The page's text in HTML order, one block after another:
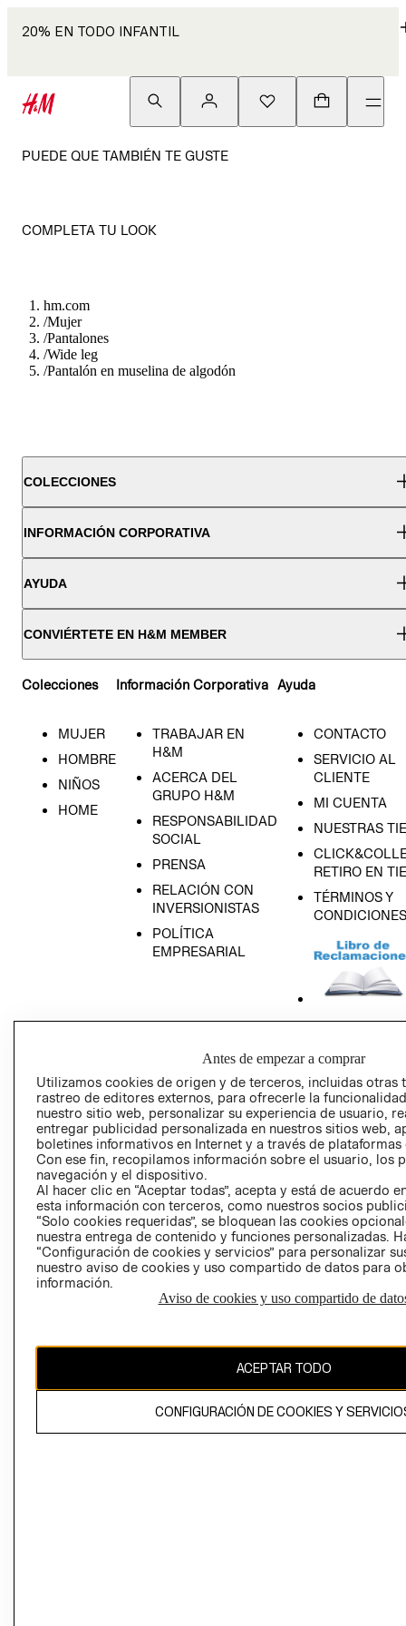
20% EN TODO INFANTIL
PUEDE QUE TAMBIÉN TE GUSTE
COMPLETA TU LOOK
hm.com
/Mujer
/Pantalones
/Wide leg
/Pantalón en muselina de algodón
COLECCIONES
INFORMACIÓN CORPORATIVA
AYUDA
CONVIÉRTETE EN H&M MEMBER
Colecciones
MUJER
HOMBRE
NIÑOS
HOME
Información Corporativa
TRABAJAR EN
H&M
ACERCA DEL
GRUPO H&M
RESPONSABILIDAD
SOCIAL
PRENSA
RELACIÓN CON
INVERSIONISTAS
POLÍTICA
EMPRESARIAL
Ayuda
CONTACTO
SERVICIO AL
CLIENTE
MI CUENTA
NUESTRAS
RETIRO EN
TÉRMINOS Y
CONDICIONES
PRIVACIDAD
GIFT CARD
AVISO DE
Perú (S/)
CAMBIAR REGIÓN
El contenido de esta página web está protegido por copyright y es
Antes de empezar a comprar
Utilizamos cookies de origen y de terceros, incluidas otras
rastreo de editores externos, para ofrecerle la
nuestro sitio web, personalizar su experiencia de usuario,
entregar publicidad personalizada en nuestros sitios web,
boletines informativos en Internet y a través de plataformas
Con ese fin, recopilamos información sobre el usuario, los
navegación y el dispositivo.
Al hacer clic en “Aceptar todas”, acepta y está de acuerdo
esta información con terceros, como nuestros socios
“Solo cookies requeridas”, se bloquean las cookies
nuestra entrega de contenido y funciones personalizadas.
“Configuración de cookies y servicios” para personalizar
nuestro aviso de cookies y uso compartido de datos para
información.
Aviso de cookies y uso compartido de
ACEPTAR TODO
CONFIGURACIÓN DE COOKIES Y